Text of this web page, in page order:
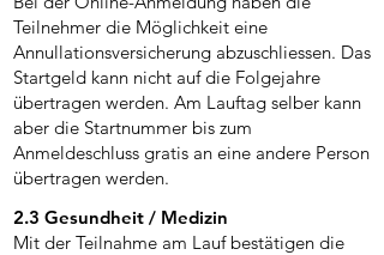
Teilnehmer die Möglichkeit eine
Annullationsversicherung abzuschliessen. Das
Startgeld kann nicht auf die Folgejahre
übertragen werden. Am Lauftag selber kann
aber die Startnummer bis zum
Anmeldeschluss gratis an eine andere Person
übertragen werden.
2.3 Gesundheit / Medizin
Mit der Teilnahme am Lauf bestätigen die